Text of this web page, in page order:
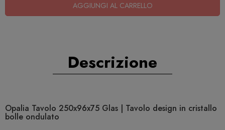
AGGIUNGI AL CARRELLO
Descrizione
Opalia Tavolo 250x96x75 Glas | Tavolo design in cristallo
bolle ondulato